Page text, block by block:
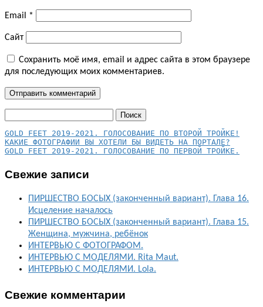
Email *
Сайт
Сохранить моё имя, email и адрес сайта в этом браузере
для последующих моих комментариев.
КАКИЕ ФОТОГРАФИИ ВЫ ХОТЕЛИ БЫ ВИДЕТЬ НА ПОРТАЛЕ?
GOLD FEET 2019-2021. ГОЛОСОВАНИЕ ПО ПЕРВОЙ ТРОЙКЕ.
Свежие записи
ПИРШЕСТВО БОСЫХ (законченный вариант). Глава 16.
Исцеление началось
ПИРШЕСТВО БОСЫХ (законченный вариант). Глава 15.
Женщина, мужчина, ребёнок
ИНТЕРВЬЮ С ФОТОГРАФОМ.
ИНТЕРВЬЮ С МОДЕЛЯМИ. Rita Maut.
ИНТЕРВЬЮ С МОДЕЛЯМИ. Lola.
Свежие комментарии